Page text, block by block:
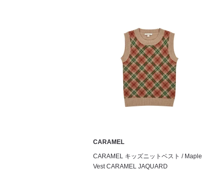
CARAMEL
CARAMEL キッズニットベスト / Maple
Vest CARAMEL JAQUARD